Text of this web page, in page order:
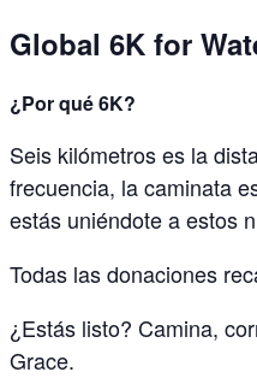
Global 6K for
¿Por qué 6K?
Seis kilómetroses la
frecuencia, la caminata
estás uniéndote a estos
Todas las donaciones
¿Estás listo? Camina,
Grace.